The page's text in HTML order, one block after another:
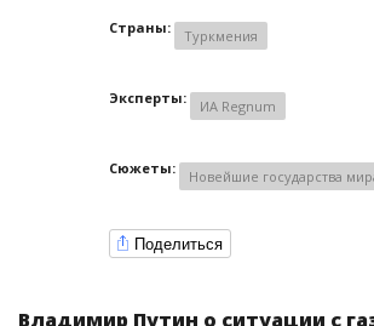
Страны: Туркмения
Эксперты: ИА Regnum
Сюжеты: Новейшие государства
Поделиться
Владимир Путин о ситуации с